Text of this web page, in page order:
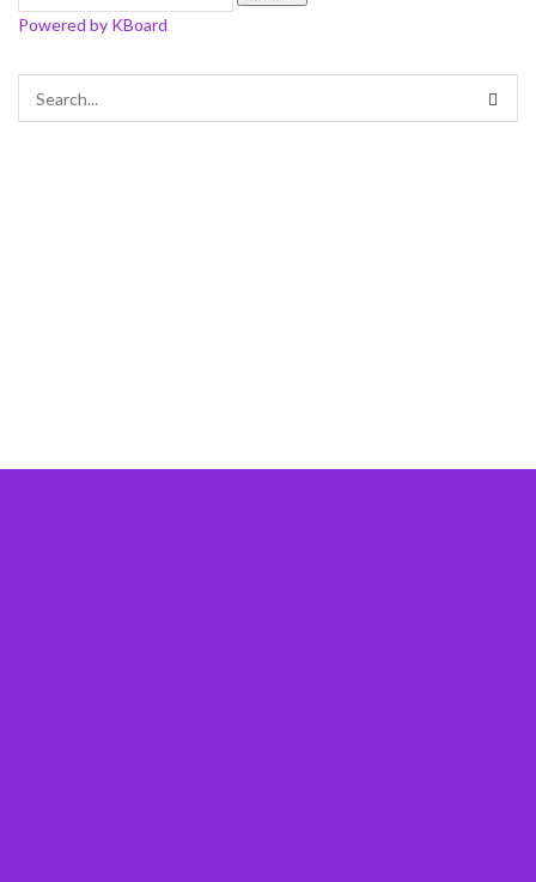
Powered by KBoard